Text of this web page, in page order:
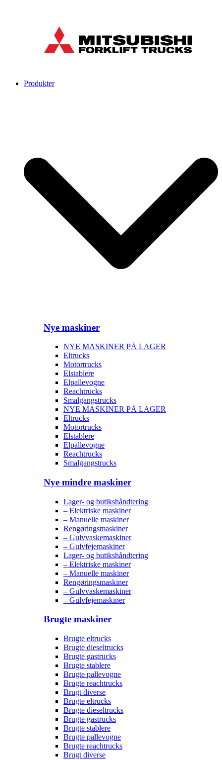
Produkter
Nye maskiner
NYE MASKINER PÅ LAGER
Eltrucks
Motortrucks
Elstablere
Elpallevogne
Reachtrucks
Smalgangstrucks
NYE MASKINER PÅ LAGER
Eltrucks
Motortrucks
Elstablere
Elpallevogne
Reachtrucks
Smalgangstrucks
Nye mindre maskiner
Lager- og butikshåndtering
– Elektriske maskiner
– Manuelle maskiner
Rengøringsmaskiner
– Gulvvaskemaskiner
– Gulvfejemaskiner
Lager- og butikshåndtering
– Elektriske maskiner
– Manuelle maskiner
Rengøringsmaskiner
– Gulvvaskemaskiner
– Gulvfejemaskiner
Brugte maskiner
Brugte eltrucks
Brugte dieseltrucks
Brugte gastrucks
Brugte stablere
Brugte pallevogne
Brugte reachtrucks
Brugt diverse
Brugte eltrucks
Brugte dieseltrucks
Brugte gastrucks
Brugte stablere
Brugte pallevogne
Brugte reachtrucks
Brugt diverse